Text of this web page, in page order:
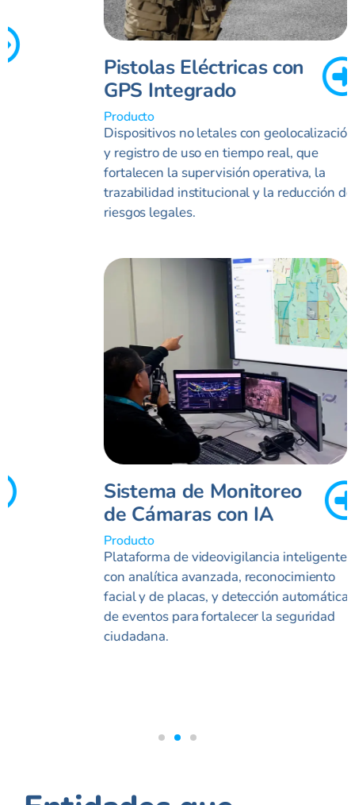
Pistolas Eléctricas con
GPS Integrado
Producto
Dispositivos no letales con geolocalización
y registro de uso en tiempo real, que
fortalecen la supervisión operativa, la
trazabilidad institucional y la reducción de
riesgos legales.
Sistema de Monitoreo
de Cámaras con IA
Producto
Plataforma de videovigilancia inteligente
con analítica avanzada, reconocimiento
facial y de placas, y detección automática
de eventos para fortalecer la seguridad
ciudadana.